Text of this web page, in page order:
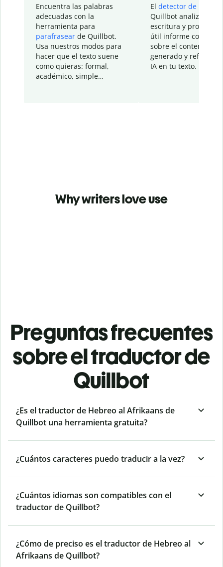
Encuentra las palabras
adecuadas con la
herramienta para
parafrasear de Quillbot.
Usa nuestros modos para
hacer que el texto suene
como quieras: formal,
académico, simple…
El detector de IA
Quillbot analiza tu
escritura y
útil informe con
sobre el contenido
generado y refinado
IA en tu texto.
Why writers love use
Preguntas frecuentes
sobre el traductor de
Quillbot
¿Es el traductor de Hebreo al Afrikaans de
Quillbot una herramienta gratuita?
¿Cuántos caracteres puedo traducir a la vez?
¿Cuántos idiomas son compatibles con el
traductor de Quillbot?
¿Cómo de preciso es el traductor de Hebreo al
Afrikaans de Quillbot?